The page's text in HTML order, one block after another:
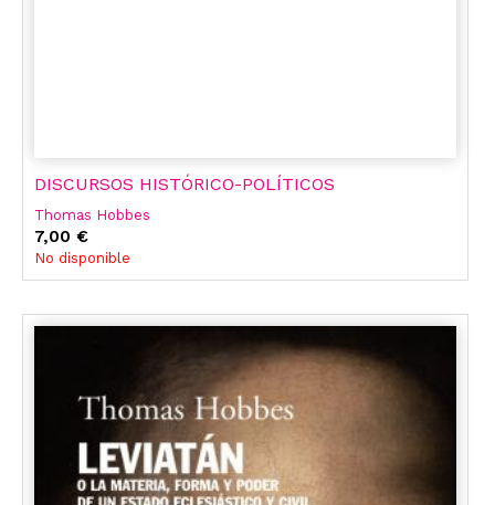
DISCURSOS HISTÓRICO-POLÍTICOS
Thomas Hobbes
7,00 €
No disponible